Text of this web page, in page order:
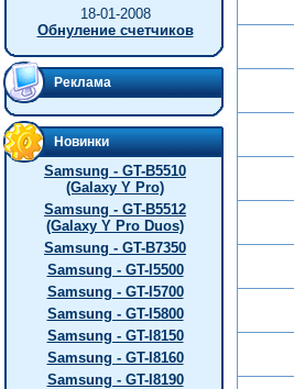
18-01-2008
Обнуление счетчиков
Реклама
Новинки
Samsung - GT-B5510
(Galaxy Y Pro)
Samsung - GT-B5512
(Galaxy Y Pro Duos)
Samsung - GT-B7350
Samsung - GT-I5500
Samsung - GT-I5700
Samsung - GT-I5800
Samsung - GT-I8150
Samsung - GT-I8160
Samsung - GT-I8190